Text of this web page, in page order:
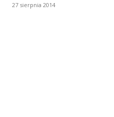
27 sierpnia 2014